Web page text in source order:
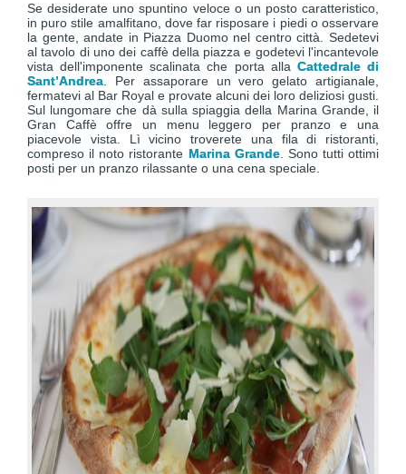
Se desiderate uno spuntino veloce o un posto caratteristico,
in puro stile amalfitano, dove far risposare i piedi o osservare
la gente, andate in Piazza Duomo nel centro città. Sedetevi
al tavolo di uno dei caffè della piazza e godetevi l'incantevole
vista dell'imponente scalinata che porta alla Cattedrale di
Sant’Andrea . Per assaporare un vero gelato artigianale,
fermatevi al Bar Royal e provate alcuni dei loro deliziosi gusti.
Sul lungomare che dà sulla spiaggia della Marina Grande, il
Gran Caffè offre un menu leggero per pranzo e una
piacevole vista. Lì vicino troverete una fila di ristoranti,
compreso il noto ristorante Marina Grande. Sono tutti ottimi
posti per un pranzo rilassante o una cena speciale.